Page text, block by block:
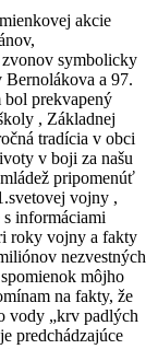
akcie
symbolicky
Bernolákova a 97.
prekvapený
, Základnej
tradícia v obci
v boji za našu
pripomenúť
vojny ,
informáciami
roky vojny a fakty
nezvestných
môjho
na fakty, že
vody „krv padlých
predchádzajúce